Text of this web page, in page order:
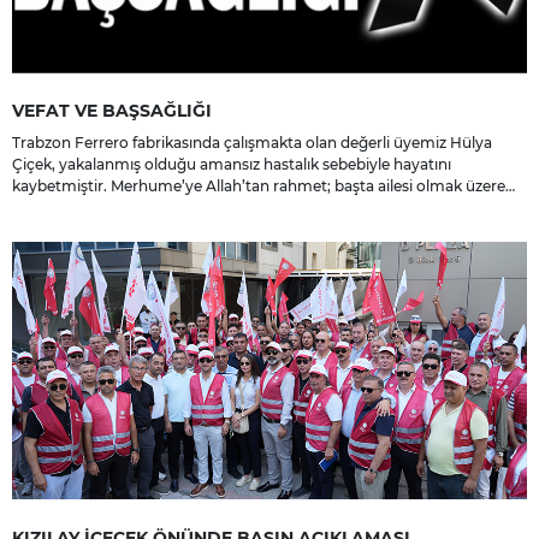
VEFAT VE BAŞSAĞLIĞI
Trabzon Ferrero fabrikasında çalışmakta olan değerli üyemiz Hülya
Çiçek, yakalanmış olduğu amansız hastalık sebebiyle hayatını
kaybetmiştir. Merhume’ye Allah’tan rahmet; başta ailesi olmak üzere